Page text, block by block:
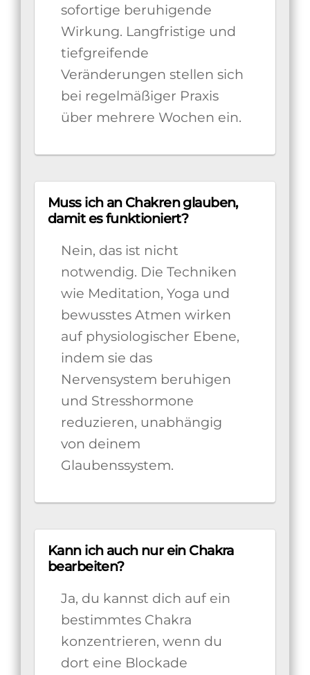
sofortige beruhigende
Wirkung. Langfristige und
tiefgreifende
Veränderungen stellen sich
bei regelmäßiger Praxis
über mehrere Wochen ein.
Muss ich an Chakren glauben,
damit es funktioniert?
Nein, das ist nicht
notwendig. Die Techniken
wie Meditation, Yoga und
bewusstes Atmen wirken
auf physiologischer Ebene,
indem sie das
Nervensystem beruhigen
und Stresshormone
reduzieren, unabhängig
von deinem
Glaubenssystem.
Kann ich auch nur ein Chakra
bearbeiten?
Ja, du kannst dich auf ein
bestimmtes Chakra
konzentrieren, wenn du
dort eine Blockade